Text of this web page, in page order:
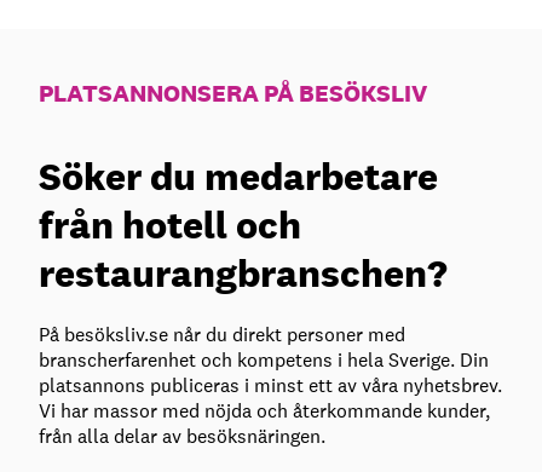
PLATSANNONSERA PÅ BESÖKSLIV
Söker du medarbetare
från hotell och
restaurangbranschen?
På besöksliv.se når du direkt personer med
branscherfarenhet och kompetens i hela Sverige. Din
platsannons publiceras i minst ett av våra nyhetsbrev.
Vi har massor med nöjda och återkommande kunder,
från alla delar av besöksnäringen.